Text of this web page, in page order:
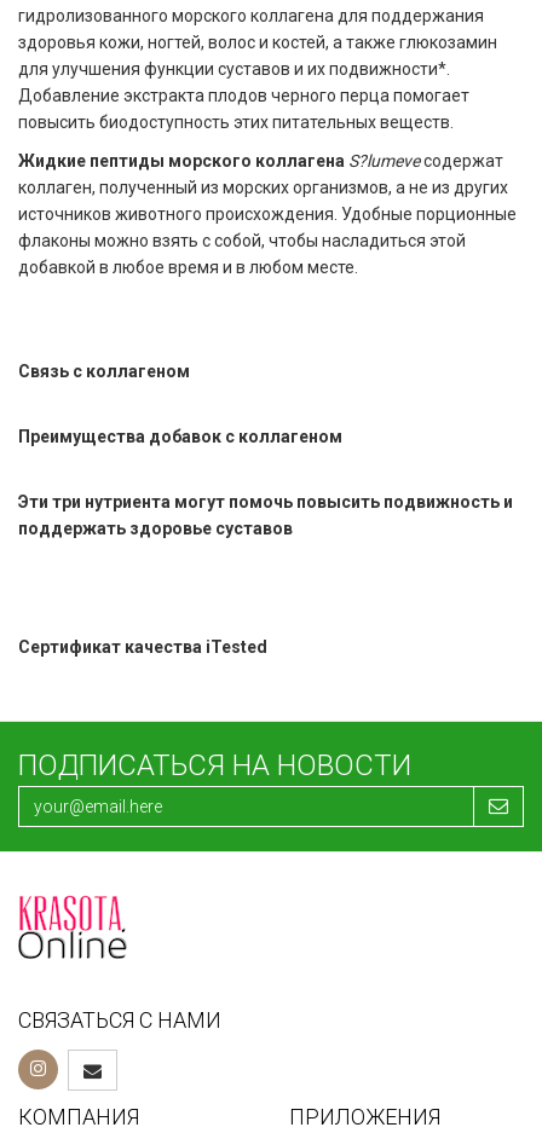
гидролизованного морского коллагена для поддержания
здоровья кожи, ногтей, волос и костей, а также глюкозамин
для улучшения функции суставов и их подвижности*.
Добавление экстракта плодов черного перца помогает
повысить биодоступность этих питательных веществ.
Жидкие пептиды морского коллагена S?lumeveсодержат
коллаген, полученный из морских организмов, а не из других
источников животного происхождения. Удобные порционные
флаконы можно взять с собой, чтобы насладиться этой
добавкой в любое время и в любом месте.
Связь с коллагеном
Преимущества добавок с коллагеном
Эти три нутриента могут помочь повысить подвижность и
поддержать здоровье суставов
Сертификат качества iTested
ПОДПИСАТЬСЯ НА НОВОСТИ
СВЯЗАТЬСЯ С НАМИ
КОМПАНИЯ ПРИЛОЖЕНИЯ